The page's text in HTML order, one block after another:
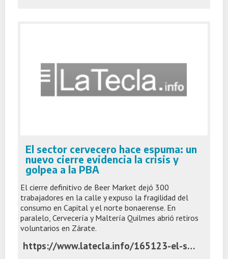
El sector cervecero hace espuma: un
nuevo cierre evidencia la crisis y
golpea a la PBA
El cierre definitivo de Beer Market dejó 300
trabajadores en la calle y expuso la fragilidad del
consumo en Capital y el norte bonaerense. En
paralelo, Cervecería y Maltería Quilmes abrió retiros
voluntarios en Zárate.
https://www.latecla.info/165123-el-sector-cervecero-hace-espuma-un-nuevo-cierre-evidencia-la-crisis-y-golpea-a-la-pba